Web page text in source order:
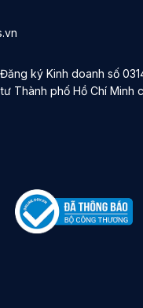
ký Kinh doanh số
Thành phố Hồ Chí Minh